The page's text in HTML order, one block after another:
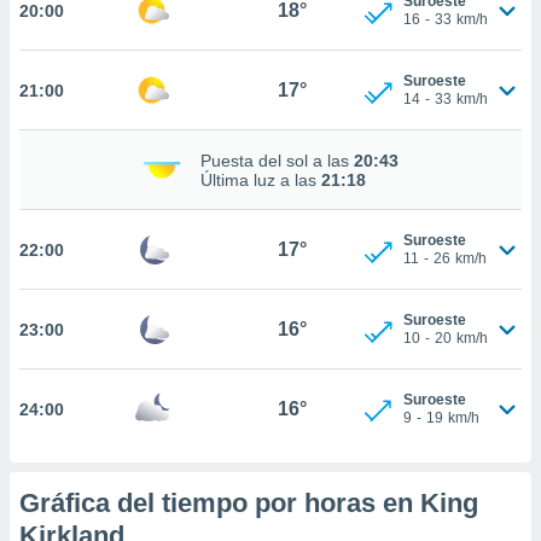
como
IP
en
a lo que
u
datos
20:00 18°
16 - 33 km/h
21:00 17°
Suroeste
14 - 33 km/h
Puesta del sol a las 20:43
Última luz a las 21:18
22:00 17°
Suroeste
11 - 26 km/h
23:00 16°
Suroeste
10 - 20 km/h
24:00 16°
Suroeste
9 - 19 km/h
Gráfica del tiempo por horas en King